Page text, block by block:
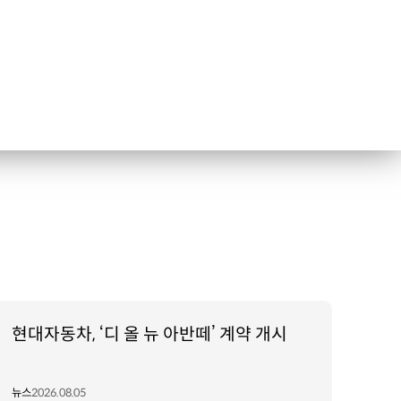
현대자동차, ‘디 올 뉴 아반떼’ 계약 개시
뉴스2026.08.05